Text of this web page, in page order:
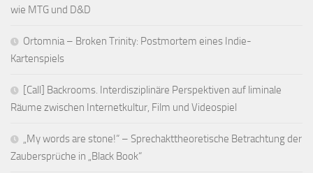
wie MTG und D&D
Ortomnia – Broken Trinity: Postmortem eines Indie-
Kartenspiels
[Call] Backrooms. Interdisziplinäre Perspektiven auf liminale
Räume zwischen Internetkultur, Film und Videospiel
„My words are stone!“ – Sprechakttheoretische Betrachtung der
Zaubersprüche in „Black Book“